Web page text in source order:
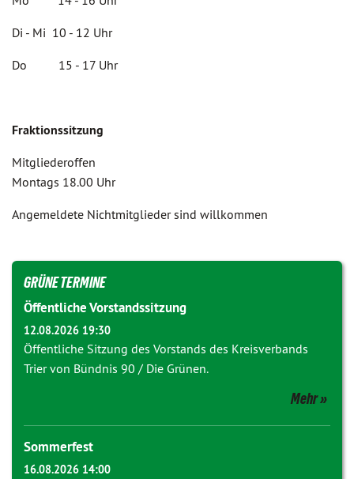
Di - Mi 10 - 12 Uhr
Do 15 - 17 Uhr
Fraktionssitzung
Mitgliederoffen
Montags 18.00 Uhr
Angemeldete Nichtmitglieder sind willkommen
GRÜNE TERMINE
Öffentliche Vorstandssitzung
12.08.2026 19:30
Öffentliche Sitzung des Vorstands des Kreisverbands
Trier von Bündnis 90 / Die Grünen.
Mehr
Sommerfest
16.08.2026 14:00